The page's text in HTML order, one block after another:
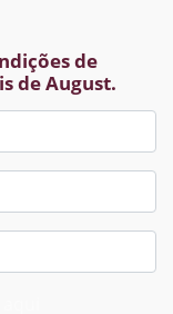
de
de August.